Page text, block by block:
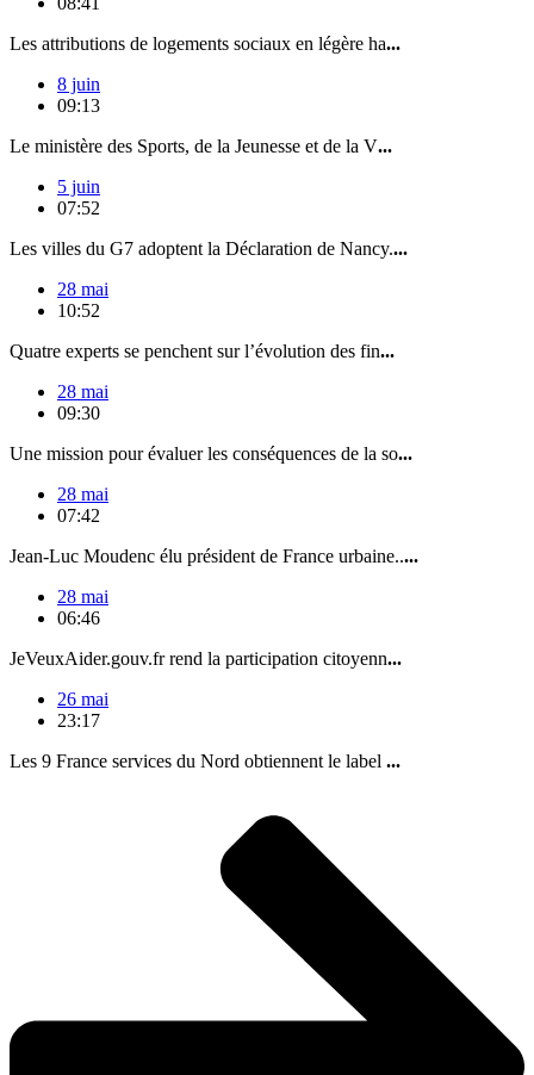
Les attributions de logements sociaux en légère ha...
8 juin
09:13
Le ministère des Sports, de la Jeunesse et de la V...
5 juin
07:52
Les villes du G7 adoptent la Déclaration de Nancy....
28 mai
10:52
Quatre experts se penchent sur l’évolution des fin...
28 mai
09:30
Une mission pour évaluer les conséquences de la so...
28 mai
07:42
Jean-Luc Moudenc élu président de France urbaine.....
28 mai
06:46
JeVeuxAider.gouv.fr rend la participation citoyenn...
26 mai
23:17
Les 9 France services du Nord obtiennent le label ...